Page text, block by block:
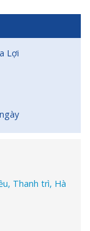
Lợi
Thanh trì, Hà